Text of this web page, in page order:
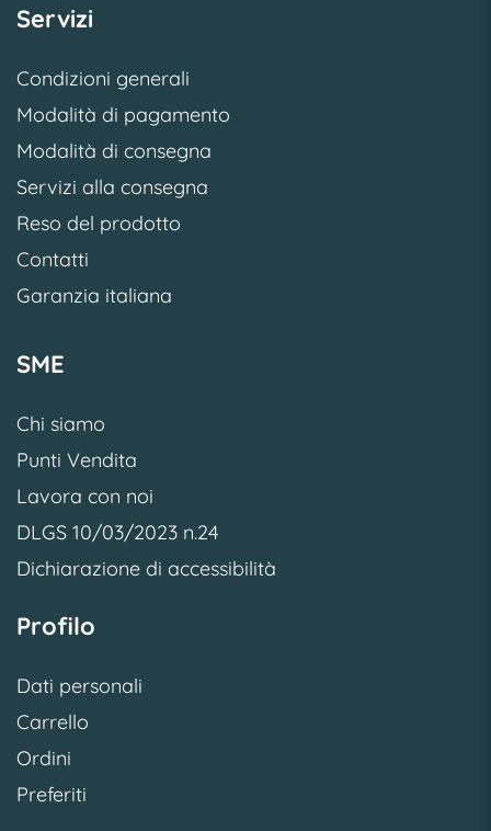
Servizi
Condizioni generali
Modalità di pagamento
Modalità di consegna
Servizi alla consegna
Reso del prodotto
Contatti
Garanzia italiana
SME
Chi siamo
Punti Vendita
Lavora con noi
DLGS 10/03/2023 n.24
Dichiarazione di accessibilità
Profilo
Dati personali
Carrello
Ordini
Preferiti